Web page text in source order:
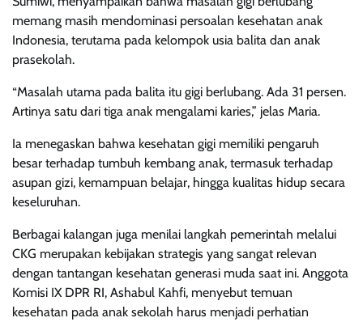
memang masih mendominasi persoalan kesehatan anak
Indonesia, terutama pada kelompok usia balita dan anak
prasekolah.
“Masalah utama pada balita itu gigi berlubang. Ada 31 persen.
Artinya satu dari tiga anak mengalami karies,” jelas Maria.
Ia menegaskan bahwa kesehatan gigi memiliki pengaruh
besar terhadap tumbuh kembang anak, termasuk terhadap
asupan gizi, kemampuan belajar, hingga kualitas hidup secara
keseluruhan.
Berbagai kalangan juga menilai langkah pemerintah melalui
CKG merupakan kebijakan strategis yang sangat relevan
dengan tantangan kesehatan generasi muda saat ini. Anggota
Komisi IX DPR RI, Ashabul Kahfi, menyebut temuan
kesehatan pada anak sekolah harus menjadi perhatian